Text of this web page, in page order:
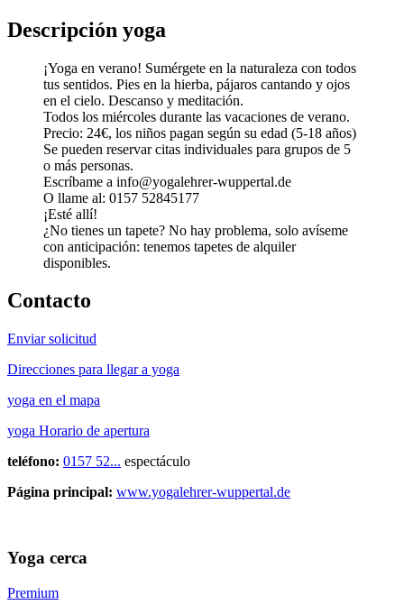
Descripción yoga
¡Yoga en verano! Sumérgete en la naturaleza con todos
tus sentidos. Pies en la hierba, pájaros cantando y ojos
en el cielo. Descanso y meditación.
Todos los miércoles durante las vacaciones de verano.
Precio: 24€, los niños pagan según su edad (5-18 años)
Se pueden reservar citas individuales para grupos de 5
o más personas.
Escríbame a info@yogalehrer-wuppertal.de
O llame al: 0157 52845177
¡Esté allí!
¿No tienes un tapete? No hay problema, solo avíseme
con anticipación: tenemos tapetes de alquiler
disponibles.
Contacto
Enviar solicitud
Direcciones para llegar a yoga
yoga en el mapa
yoga Horario de apertura
teléfono: 0157 52... espectáculo
Página principal: www.yogalehrer-wuppertal.de
Yoga cerca
Premium